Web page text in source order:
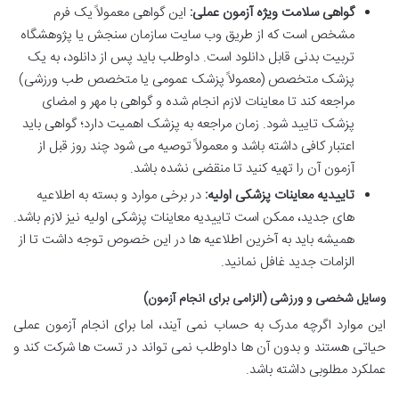
گواهی سلامت ویژه آزمون عملی: این گواهی معمولاً یک فرم
مشخص است که از طریق وب سایت سازمان سنجش یا پژوهشگاه
تربیت بدنی قابل دانلود است. داوطلب باید پس از دانلود، به یک
پزشک متخصص (معمولاً پزشک عمومی یا متخصص طب ورزشی)
مراجعه کند تا معاینات لازم انجام شده و گواهی با مهر و امضای
پزشک تایید شود. زمان مراجعه به پزشک اهمیت دارد؛ گواهی باید
اعتبار کافی داشته باشد و معمولاً توصیه می شود چند روز قبل از
آزمون آن را تهیه کنید تا منقضی نشده باشد.
تاییدیه معاینات پزشکی اولیه: در برخی موارد و بسته به اطلاعیه
های جدید، ممکن است تاییدیه معاینات پزشکی اولیه نیز لازم باشد.
همیشه باید به آخرین اطلاعیه ها در این خصوص توجه داشت تا از
الزامات جدید غافل نمانید.
وسایل شخصی و ورزشی (الزامی برای انجام آزمون)
این موارد اگرچه مدرک به حساب نمی آیند، اما برای انجام آزمون عملی
حیاتی هستند و بدون آن ها داوطلب نمی تواند در تست ها شرکت کند و
عملکرد مطلوبی داشته باشد.